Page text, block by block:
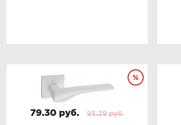
79.30 руб. 93.29 руб.